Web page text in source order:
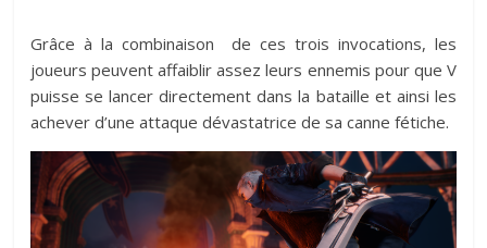
Grâce à la combinaison de ces trois invocations, les
joueurs peuvent affaiblir assez leurs ennemis pour que V
puisse se lancer directement dans la bataille et ainsi les
achever d’une attaque dévastatrice de sa canne fétiche.